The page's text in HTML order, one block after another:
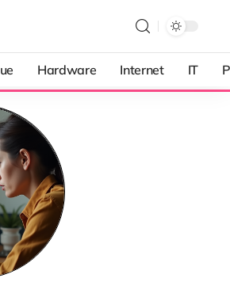
Hardware Internet IT